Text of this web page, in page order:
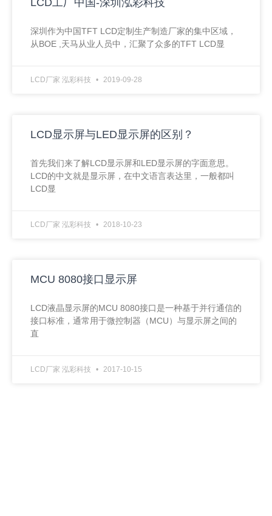
LCD工厂中国-深圳泓彩科技
深圳作为中国TFT LCD定制生产制造厂家的集中区域，
从BOE ,天马从业人员中，汇聚了众多的TFT LCD显
LCD厂家 泓彩科技 2019-09-28
LCD显示屏与LED显示屏的区别？
首先我们来了解LCD显示屏和LED显示屏的字面意思。
LCD的中文就是显示屏，在中文语言表达里，一般都叫
LCD显
LCD厂家 泓彩科技 2018-10-23
MCU 8080接口显示屏
LCD液晶显示屏的MCU 8080接口是一种基于并行通信的
接口标准，通常用于微控制器（MCU）与显示屏之间的
直
LCD厂家 泓彩科技 2017-10-15